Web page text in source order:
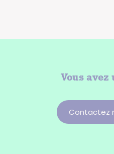
Vous avez
Contactez